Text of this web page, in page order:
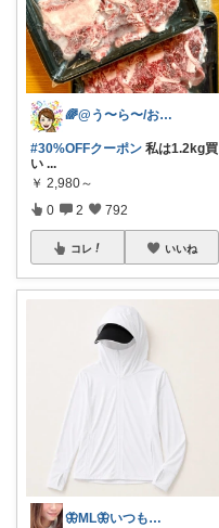
🌈@う〜ら〜/お得✨美味しい✨素敵✨
#30%OFFクーポン 私は1.2kg買
い ...
￥ 2,980～
0 2 792
コレ いいね
🦋ML🦋いつもありがとう💓